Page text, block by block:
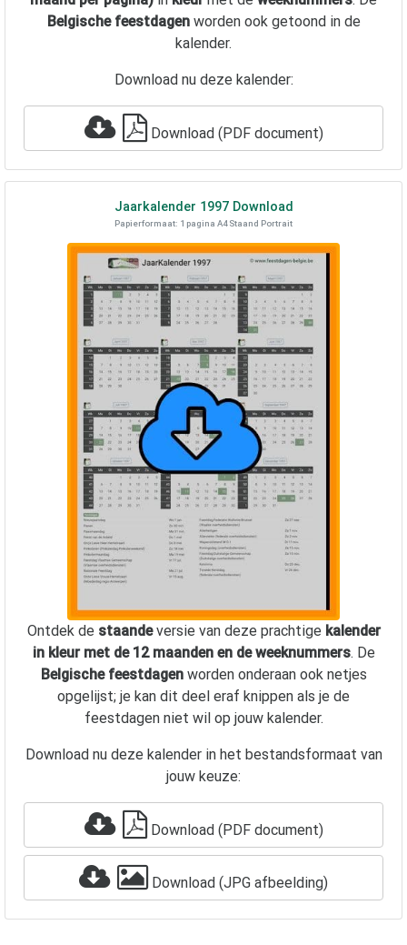
Belgische feestdagenworden ook getoond in de
kalender.
Download nu deze kalender:
Download (PDF document)
Jaarkalender 1997Download
Papierformaat: 1 pagina A4 Staand Portrait
Ontdek de staandeversie van deze prachtige kalender
in kleur met de 12 maanden en de weeknummers. De
Belgische feestdagenworden onderaan ook netjes
opgelijst; je kan dit deel eraf knippen als je de
feestdagen niet wil op jouw kalender.
Download nu deze kalender in het bestandsformaat van
jouw keuze:
Download (PDF document)
Download (JPG afbeelding)